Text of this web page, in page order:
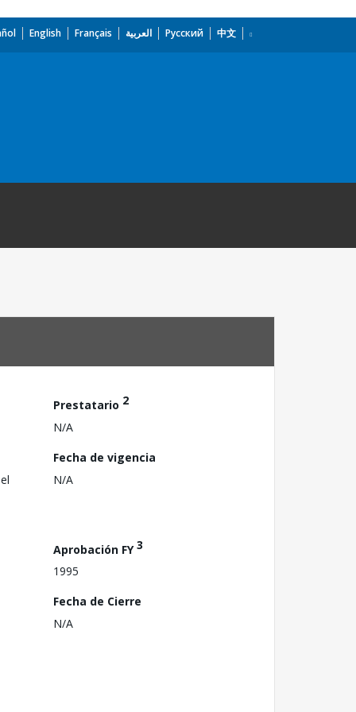
English Français العربية Русский 中文
Prestatario 2
N/A
Fecha de vigencia
N/A
Aprobación FY3
1995
Fecha de Cierre
N/A